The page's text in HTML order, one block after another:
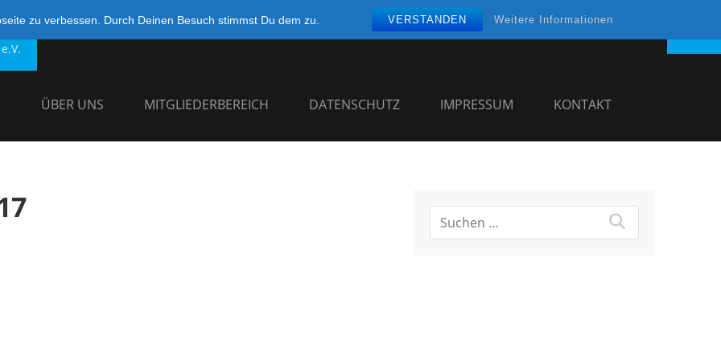
zu verbessen. Durch Deinen Besuch stimmst Du dem zu. VERSTANDEN Weitere Informationen
ÜBER UNS MITGLIEDERBEREICH DATENSCHUTZ IMPRESSUM KONTAKT